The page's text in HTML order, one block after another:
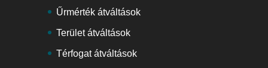
Űrmérték átváltások
Terület átváltások
Térfogat átváltások